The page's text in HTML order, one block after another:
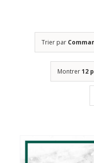
Trier par
Montrer12